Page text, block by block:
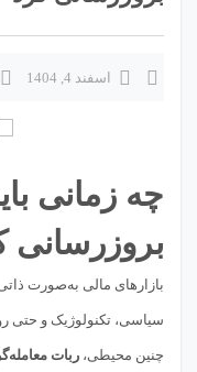
اسفند 4, 1404
چه زمانی
بروزرسانی
بازارهای مالی به‌صورت
سیاسی، تکنولوژیک و حتی
چنین محیطی، ربات معامله‌گر